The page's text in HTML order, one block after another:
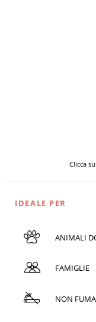
Clicca
IDEALE PER
ANIMALI
FAMIGLIE
NON